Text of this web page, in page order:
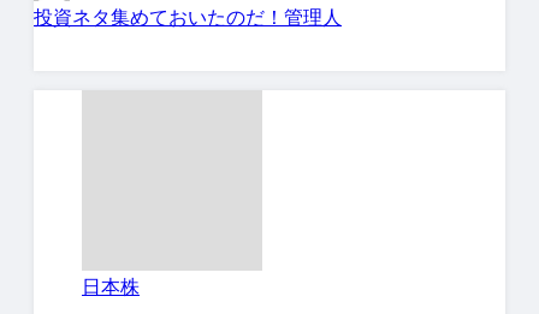
投資ネタ集めておいたのだ！管理人
日本株